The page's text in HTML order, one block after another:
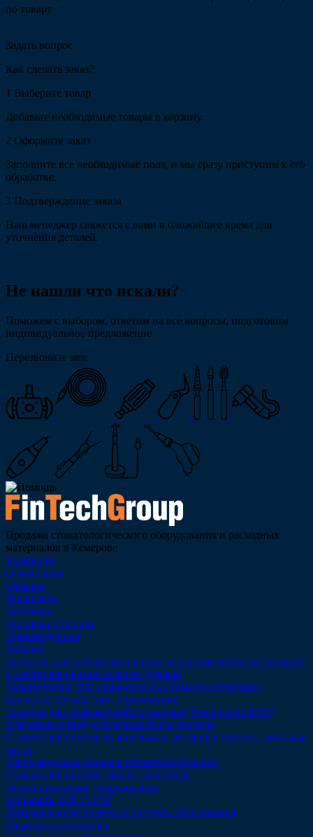
по товару
Задать вопрос
Как сделать заказ?
1 Выберите товар
Добавьте необходимые товары в корзину.
2 Оформите заказ
Заполните все необходимые поля, и мы сразу приступим к его
обработке.
3 Подтверждение заказа
Наш менеджер свяжется с вами в ближайшее время для
уточнения деталей.
Не нашли что искали?
Поможем с выбором, ответим на все вопросы, подготовим
индивидуальное предложение
Перезвоните мне
Продажа стоматологического оборудования и расходных
материалов в Кемерове
Компания
О компании
Отзывы
Реквизиты
Дипломы
Доставка и оплата
Производители
Каталог
Запчасти для стоматологических установок (комплектующие)
Стоматологические шланги (рукава)
Наконечники для слюноотсоса и стоматологического
пылесоса, мундштуки, переходники
Насадки для ультразвукового скалера (Woodpecker DTE)
Алмазные и твердосплавные боры, полиры
Стоматологические наконечники, роторные группы, запасные
части
Ультразвуковые скалеры стоматологические
Стоматологические лампы, световоды
Эндодонтическое оборудование
Аппараты AIR FLOW
Интраоральные камеры и системы отбеливания
Медицинская оптика